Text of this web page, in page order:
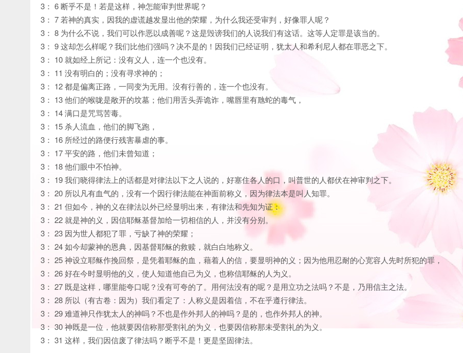
3： 6 断乎不是！若是这样，神怎能审判世界呢？
3： 7 若神的真实，因我的虚谎越发显出他的荣耀，为什么我还受审判，好像罪人呢？
3： 8 为什么不说，我们可以作恶以成善呢？这是毁谤我们的人说我们有这话。这等人定罪是该当的。
3： 9 这却怎么样呢？我们比他们强吗？决不是的！因我们已经证明，犹太人和希利尼人都在罪恶之下。
3： 10 就如经上所记：没有义人，连一个也没有。
3： 11 没有明白的；没有寻求神的；
3： 12 都是偏离正路，一同变为无用。没有行善的，连一个也没有。
3： 13 他们的喉咙是敞开的坟墓；他们用舌头弄诡诈，嘴唇里有虺蛇的毒气，
3： 14 满口是咒骂苦毒。
3： 15 杀人流血，他们的脚飞跑，
3： 16 所经过的路便行残害暴虐的事。
3： 17 平安的路，他们未曾知道；
3： 18 他们眼中不怕神。
3： 19 我们晓得律法上的话都是对律法以下之人说的，好塞住各人的口，叫普世的人都伏在神审判之下。
3： 20 所以凡有血气的，没有一个因行律法能在神面前称义，因为律法本是叫人知罪。
3： 21 但如今，神的义在律法以外已经显明出来，有律法和先知为证：
3： 22 就是神的义，因信耶稣基督加给一切相信的人，并没有分别。
3： 23 因为世人都犯了罪，亏缺了神的荣耀；
3： 24 如今却蒙神的恩典，因基督耶稣的救赎，就白白地称义。
3： 25 神设立耶稣作挽回祭，是凭着耶稣的血，藉着人的信，要显明神的义；因为他用忍耐的心宽容人先时所犯的罪，
3： 26 好在今时显明他的义，使人知道他自己为义，也称信耶稣的人为义。
3： 27 既是这样，哪里能夸口呢？没有可夸的了。用何法没有的呢？是用立功之法吗？不是，乃用信主之法。
3： 28 所以（有古卷：因为）我们看定了：人称义是因着信，不在乎遵行律法。
3： 29 难道神只作犹太人的神吗？不也是作外邦人的神吗？是的，也作外邦人的神。
3： 30 神既是一位，他就要因信称那受割礼的为义，也要因信称那未受割礼的为义。
3： 31 这样，我们因信废了律法吗？断乎不是！更是坚固律法。